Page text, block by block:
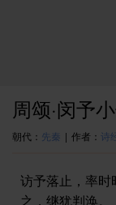
周颂·闵予
朝代： 先秦 | 作者： 诗
访予落止，率
之，继犹判涣。